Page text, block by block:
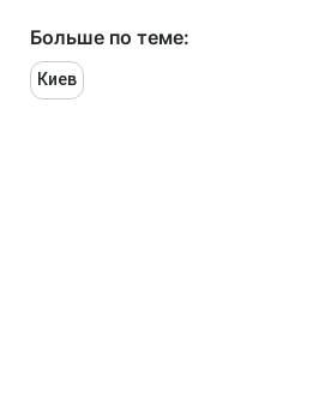
Больше по теме:
Киев